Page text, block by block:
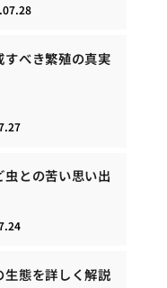
べき繁殖の真実
との苦い思い出
生態を詳しく解説